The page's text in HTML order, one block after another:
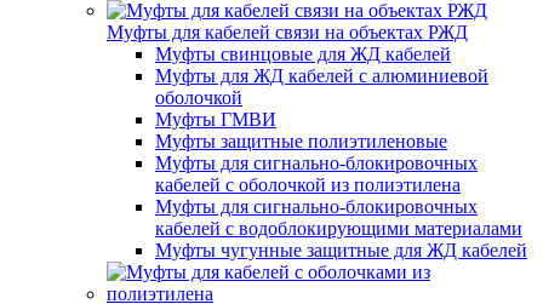
Муфты для кабелей связи на объектах РЖД
Муфты свинцовые для ЖД кабелей
Муфты для ЖД кабелей с алюминиевой
оболочкой
Муфты ГМВИ
Муфты защитные полиэтиленовые
Муфты для сигнально-блокировочных
кабелей с оболочкой из полиэтилена
Муфты для сигнально-блокировочных
кабелей с водоблокирующими материалами
Муфты чугунные защитные для ЖД кабелей